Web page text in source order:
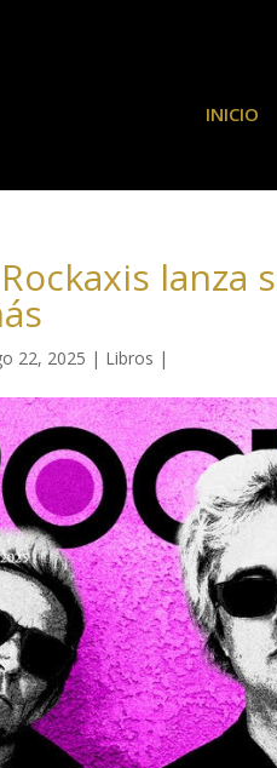
INICIO
lanza
22, 2025 | Libros |